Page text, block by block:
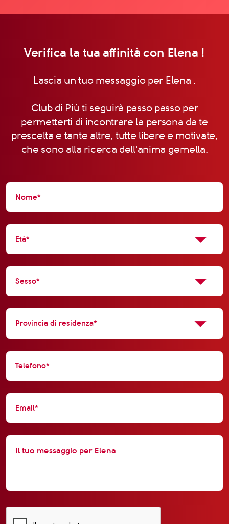
Verifica la tua affinità con Elena !
Lascia un tuo messaggio per Elena .
Club di Più ti seguirà passo passo per
permetterti di incontrare la persona da te
prescelta e tante altre, tutte libere e motivate,
che sono alla ricerca dell'anima gemella.